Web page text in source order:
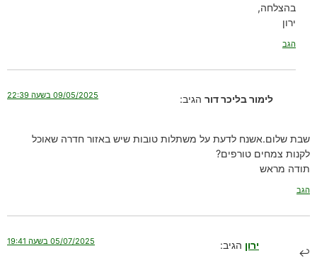
בהצלחה,
ירון
הגב
לימור בליכר דור הגיב: 09/05/2025 בשעה 22:39
שבת שלום.אשנח לדעת על משתלות טובות שיש באזור חדרה שאוכל
לקנות צמחים טורפים?
תודה מראש
הגב
ירון הגיב: 05/07/2025 בשעה 19:41